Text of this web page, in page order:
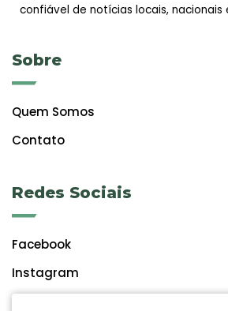
confiável de notícias locais, nacionais
Sobre
Quem Somos
Contato
Redes Sociais
Facebook
Instagram